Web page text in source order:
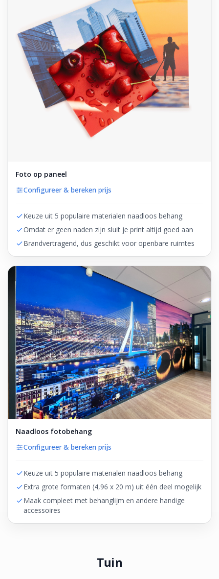
Foto op paneel
Configureer & bereken prijs
Keuze uit 5 populaire materialen naadloos behang
Omdat er geen naden zijn sluit je print altijd goed aan
Brandvertragend, dus geschikt voor openbare ruimtes
Naadloos fotobehang
Configureer & bereken prijs
Keuze uit 5 populaire materialen naadloos behang
Extra grote formaten (4,96 x 20 m) uit één deel mogelijk
Maak compleet met behanglijm en andere handige
accessoires
Tuin